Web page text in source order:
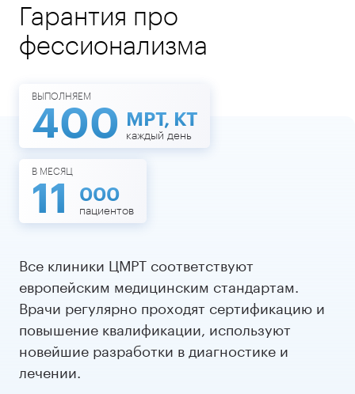
Гарантия про
фессионализма
ВЫПОЛНЯЕМ
400 МРТ, КТ
каждый день
В МЕСЯЦ
11 000
пациентов
Все клиники ЦМРТ соответствуют
европейским медицинским стандартам.
Врачи регулярно проходят сертификацию и
повышение квалификации, используют
новейшие разработки в диагностике и
лечении.